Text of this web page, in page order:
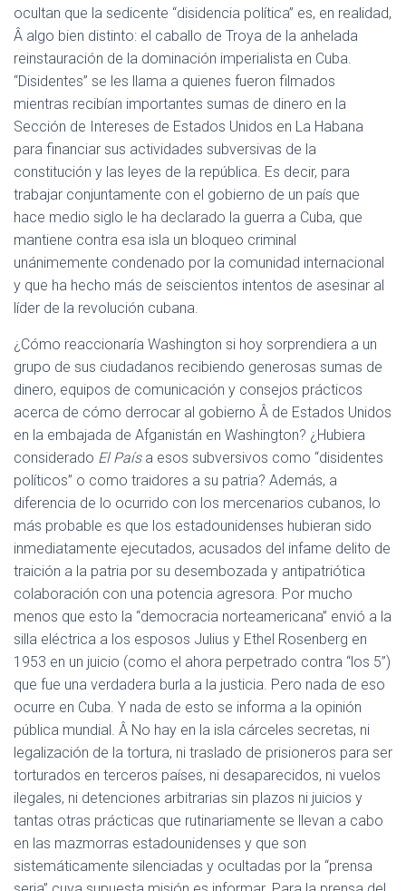
ocultan que la sedicente “disidencia política” es, en realidad,
Â algo bien distinto: el caballo de Troya de la anhelada
reinstauración de la dominación imperialista en Cuba.
“Disidentes” se les llama a quienes fueron filmados
mientras recibían importantes sumas de dinero en la
Sección de Intereses de Estados Unidos en La Habana
para financiar sus actividades subversivas de la
constitución y las leyes de la república. Es decir, para
trabajar conjuntamente con el gobierno de un país que
hace medio siglo le ha declarado la guerra a Cuba, que
mantiene contra esa isla un bloqueo criminal
unánimemente condenado por la comunidad internacional
y que ha hecho más de seiscientos intentos de asesinar al
líder de la revolución cubana.
¿Cómo reaccionaría Washington si hoy sorprendiera a un
grupo de sus ciudadanos recibiendo generosas sumas de
dinero, equipos de comunicación y consejos prácticos
acerca de cómo derrocar al gobierno Â de Estados Unidos
en la embajada de Afganistán en Washington? ¿Hubiera
considerado El Paísa esos subversivos como “disidentes
políticos” o como traidores a su patria? Además, a
diferencia de lo ocurrido con los mercenarios cubanos, lo
más probable es que los estadounidenses hubieran sido
inmediatamente ejecutados, acusados del infame delito de
traición a la patria por su desembozada y antipatriótica
colaboración con una potencia agresora. Por mucho
menos que esto la “democracia norteamericana” envió a la
silla eléctrica a los esposos Julius y Ethel Rosenberg en
1953 en un juicio (como el ahora perpetrado contra “los 5”)
que fue una verdadera burla a la justicia. Pero nada de eso
ocurre en Cuba. Y nada de esto se informa a la opinión
pública mundial. Â No hay en la isla cárceles secretas, ni
legalización de la tortura, ni traslado de prisioneros para ser
torturados en terceros países, ni desaparecidos, ni vuelos
ilegales, ni detenciones arbitrarias sin plazos ni juicios y
tantas otras prácticas que rutinariamente se llevan a cabo
en las mazmorras estadounidenses y que son
sistemáticamente silenciadas y ocultadas por la “prensa